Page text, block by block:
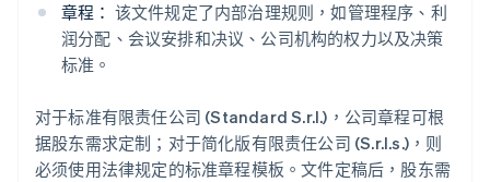
章程： 该文件规定了内部治理规则，如管理程序、利
润分配、会议安排和决议、公司机构的权力以及决策
标准。
对于标准有限责任公司 (Standard S.r.l.)，公司章程可根
据股东需求定制；对于简化版有限责任公司 (S.r.l.s.)，则
必须使用法律规定的标准章程模板。文件定稿后，股东需